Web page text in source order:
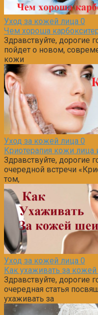
Уход за кожей лица 0
Чем хороша
Здравствуйте, дорогие
пойдет о новом,
кожи
Уход за кожей лица 0
Криотерапия кожи лица
Здравствуйте, дорогие
очередной встречи
том,
Уход за кожей лица 0
Как ухаживать за
Здравствуйте, дорогие
очередная статья
ухаживать за